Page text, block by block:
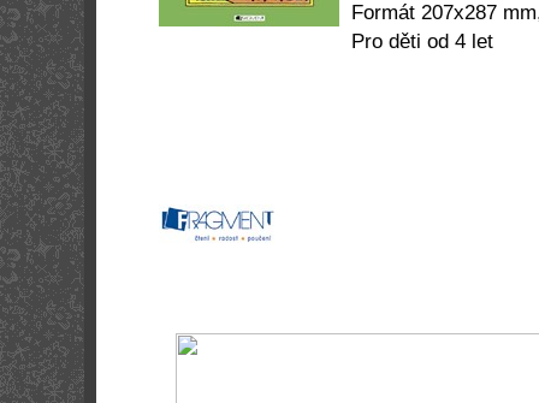
Formát 207x287
Pro děti od 4 let